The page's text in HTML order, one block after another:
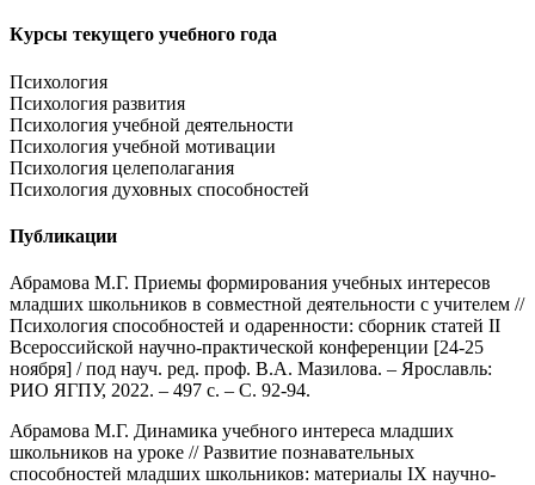
Курсы текущего учебного года
Психология
Психология развития
Психология учебной деятельности
Психология учебной мотивации
Психология целеполагания
Психология духовных способностей
Публикации
Абрамова М.Г. Приемы формирования учебных интересов
младших школьников в совместной деятельности с учителем //
Психология способностей и одаренности: сборник статей II
Всероссийской научно-практической конференции [24-25
ноября] / под науч. ред. проф. В.А. Мазилова. – Ярославль:
РИО ЯГПУ, 2022. – 497 с. – С. 92-94.
Абрамова М.Г. Динамика учебного интереса младших
школьников на уроке // Развитие познавательных
способностей младших школьников: материалы IХ научно-